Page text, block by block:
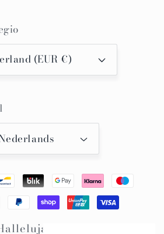
(EUR €)
Kimono